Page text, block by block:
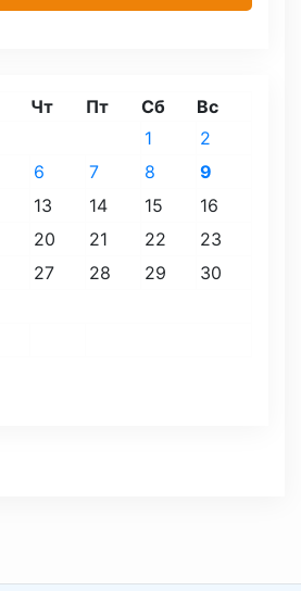
Чт Пт Сб Вс
1
2
6 7 8
9
13 14 15
16
20 21 22
23
27 28 29
30